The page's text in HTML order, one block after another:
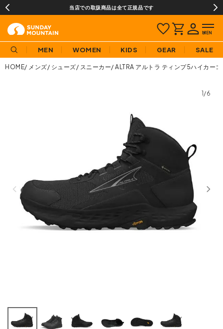
当店での取扱商品は全て正規品です
MEN WOMEN KIDS GEAR SALE
HOME メンズ シューズ スニーカー ALTRA アルトラ ティンプ5ハイカー
1/6